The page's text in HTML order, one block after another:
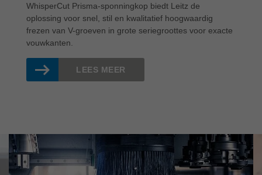
WhisperCut Prisma-sponningkop biedt Leitz de
oplossing voor snel, stil en kwalitatief hoogwaardig
frezen van V-groeven in grote seriegroottes voor exacte
vouwkanten.
LEES MEER